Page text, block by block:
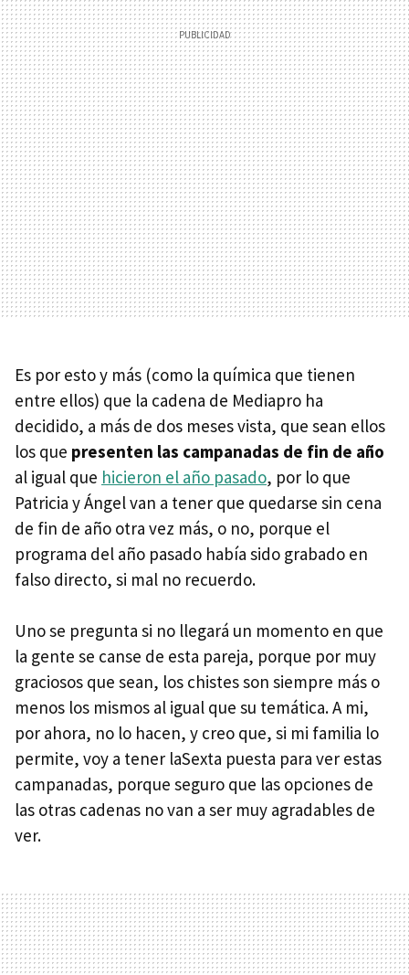
Es por esto y más (como la química que tienen
entre ellos) que la cadena de Mediapro ha
decidido, a más de dos meses vista, que sean ellos
los que presenten las campanadas de fin de año
al igual que hicieron el año pasado, por lo que
Patricia y Ángel van a tener que quedarse sin cena
de fin de año otra vez más, o no, porque el
programa del año pasado había sido grabado en
falso directo, si mal no recuerdo.
Uno se pregunta si no llegará un momento en que
la gente se canse de esta pareja, porque por muy
graciosos que sean, los chistes son siempre más o
menos los mismos al igual que su temática. A mi,
por ahora, no lo hacen, y creo que, si mi familia lo
permite, voy a tener laSexta puesta para ver estas
campanadas, porque seguro que las opciones de
las otras cadenas no van a ser muy agradables de
ver.